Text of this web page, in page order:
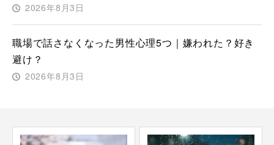
2026年8月3日
職場で話さなくなった男性心理5つ｜嫌われた？好き
避け？
2026年8月3日